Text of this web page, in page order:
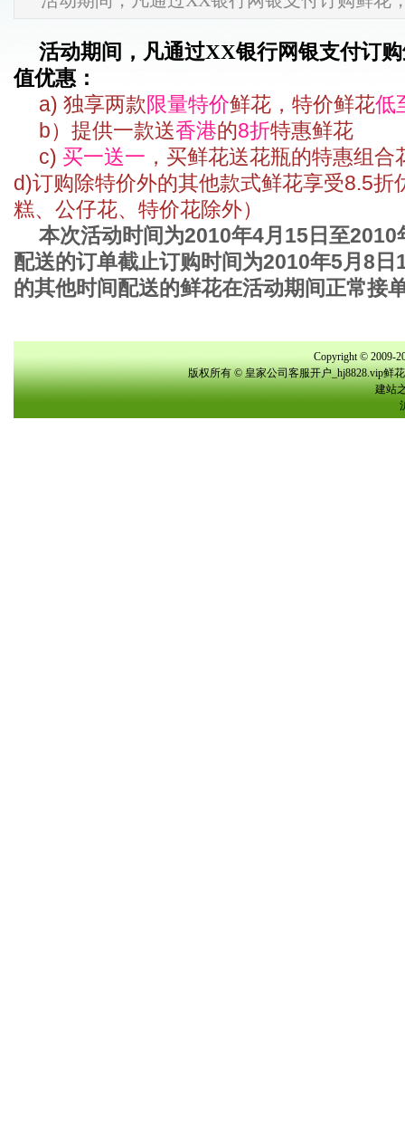
活动期间，凡通过XX银行网银支付订
值优惠：
a) 独享两款限量特价鲜花，特价鲜花低
b）提供一款送香港的8折特惠鲜花
c) 买一送一 ， 买鲜花送花瓶的特惠组合
d)订购除特价外的其他款式鲜花享受8.5折
糕、公仔花、特价花除外）
本次活动时间为2010年4月 15 日至2010
配送的订单截止订购时间为2010年5月 8 日
的其他时间配送的鲜花在活动期间正常接
Copyright © 2009-
版权所有 © 皇家公司客服开户_hj8828.vip鲜
建站